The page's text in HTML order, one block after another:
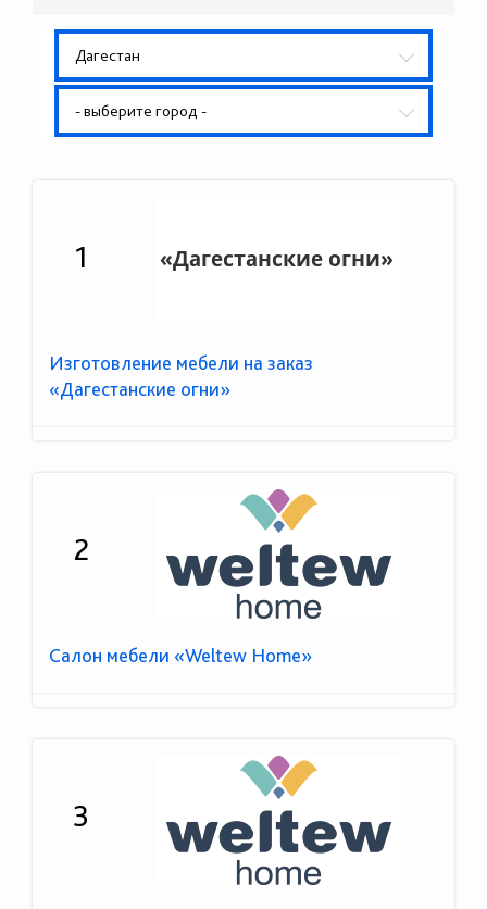
Дагестан
- выберите город -
1
Изготовление мебели на заказ
«Дагестанские огни»
2
Салон мебели «Weltew Home»
3